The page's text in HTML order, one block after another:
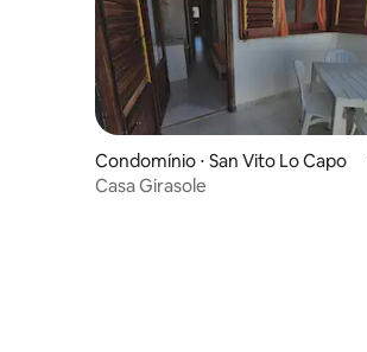
Condomínio ⋅ San Vito Lo Capo
Casa Girasole